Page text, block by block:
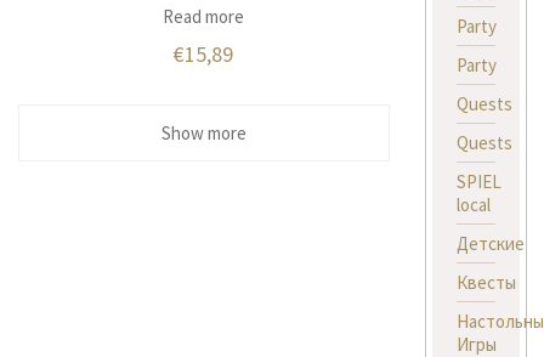
Read more
€15,89
Show more
Party
Party
Quests
Quests
SPIEL
local
Детские
Квесты
Игры